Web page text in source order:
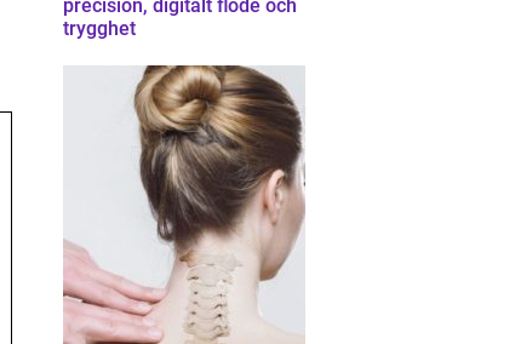
precision, digitalt flöde och
trygghet